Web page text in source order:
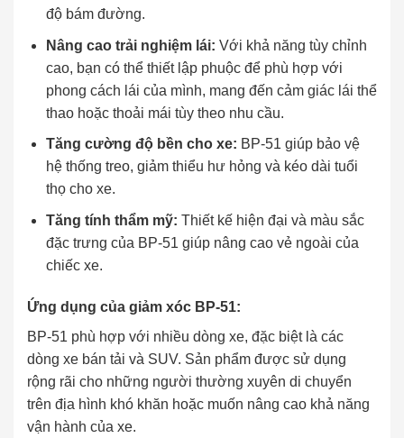
độ bám đường.
Nâng cao trải nghiệm lái: Với khả năng tùy chỉnh
cao, bạn có thể thiết lập phuộc để phù hợp với
phong cách lái của mình, mang đến cảm giác lái thể
thao hoặc thoải mái tùy theo nhu cầu.
Tăng cường độ bền cho xe: BP-51 giúp bảo vệ
hệ thống treo, giảm thiểu hư hỏng và kéo dài tuổi
thọ cho xe.
Tăng tính thẩm mỹ: Thiết kế hiện đại và màu sắc
đặc trưng của BP-51 giúp nâng cao vẻ ngoài của
chiếc xe.
Ứng dụng của giảm xóc BP-51:
BP-51 phù hợp với nhiều dòng xe, đặc biệt là các
dòng xe bán tải và SUV. Sản phẩm được sử dụng
rộng rãi cho những người thường xuyên di chuyển
trên địa hình khó khăn hoặc muốn nâng cao khả năng
vận hành của xe.